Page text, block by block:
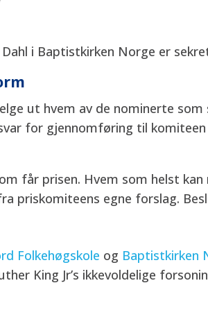
i Baptistkirken Norge er
ut hvem av de nominerte
for gjennomføring til
får prisen. Hvem som helst
priskomiteens egne forslag.
Folkehøgskole og Baptistkirken
King Jr’s ikkevoldelige